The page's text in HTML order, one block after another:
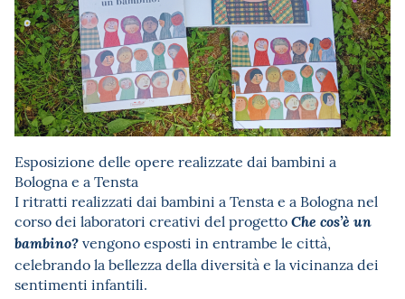
Esposizione delle opere realizzate dai bambini a
Bologna e a Tensta
I ritratti realizzati dai bambini a Tensta e a Bologna nel
corso dei laboratori creativi del progettoChe cos’è un
bambino?vengono esposti in entrambe le città,
celebrando la bellezza della diversità e la vicinanza dei
sentimenti infantili.